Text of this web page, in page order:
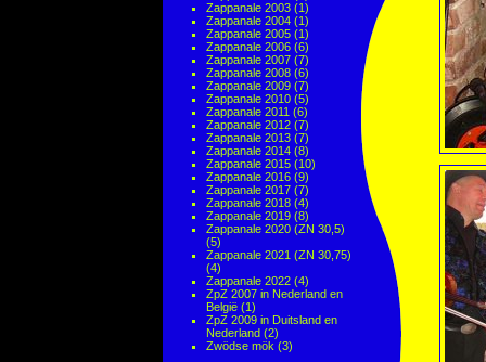
Zappanale 2003 (1)
Zappanale 2004 (1)
Zappanale 2005 (1)
Zappanale 2006 (6)
Zappanale 2007 (7)
Zappanale 2008 (6)
Zappanale 2009 (7)
Zappanale 2010 (5)
Zappanale 2011 (6)
Zappanale 2012 (7)
Zappanale 2013 (7)
Zappanale 2014 (8)
Zappanale 2015 (10)
Zappanale 2016 (9)
Zappanale 2017 (7)
Zappanale 2018 (4)
Zappanale 2019 (8)
Zappanale 2020 (ZN 30,5)
(5)
Zappanale 2021 (ZN 30,75)
(4)
Zappanale 2022 (4)
ZpZ 2007 in Nederland en
België (1)
ZpZ 2009 in Duitsland en
Nederland (2)
Zwödse mök (3)